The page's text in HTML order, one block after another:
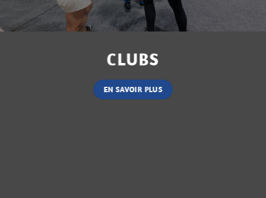
CLUBS
EN SAVOIR PLUS